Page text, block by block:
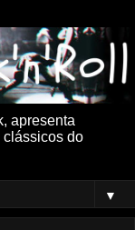
apresenta
clássicos do
▼